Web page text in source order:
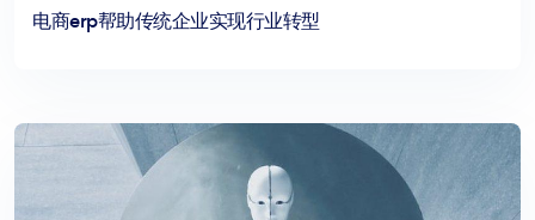
电商erp帮助传统企业实现行业转型